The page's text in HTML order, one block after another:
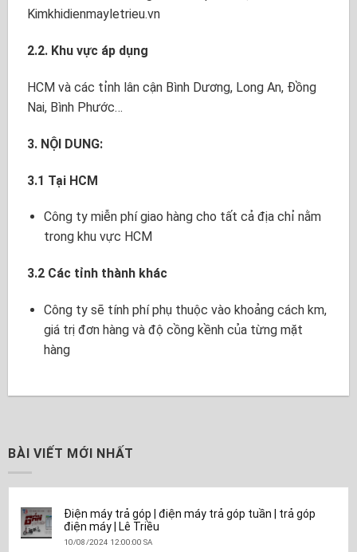
BÀI VIẾT MỚI NHẤT
Điện máy trả góp | điện máy trả góp tuần | trả góp
điện máy | Lê Triều
10/08/2024 12:00:00 SA
Kimkhidienmayletrieu.vn
2.2. Khu vực áp dụng
HCM và các tỉnh lân cận Bình Dương, Long An, Đồng
Nai, Bình Phước…
3. NỘI DUNG:
3.1 Tại HCM
Công ty miễn phí giao hàng cho tất cả địa chỉ nằm
trong khu vực HCM
3.2 Các tỉnh thành khác
Công ty sẽ tính phí phụ thuộc vào khoảng cách km,
giá trị đơn hàng và độ cồng kềnh của từng mặt
hàng